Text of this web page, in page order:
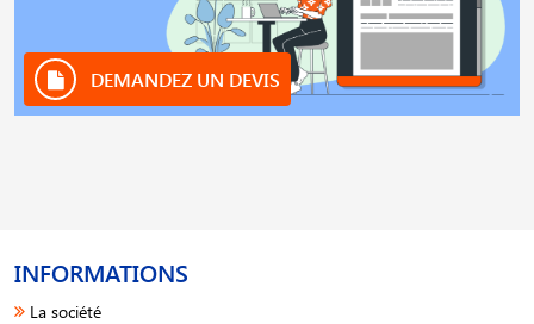
DEMANDEZ UN DEVIS
INFORMATIONS
La société